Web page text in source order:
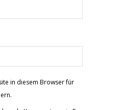
in diesem Browser für